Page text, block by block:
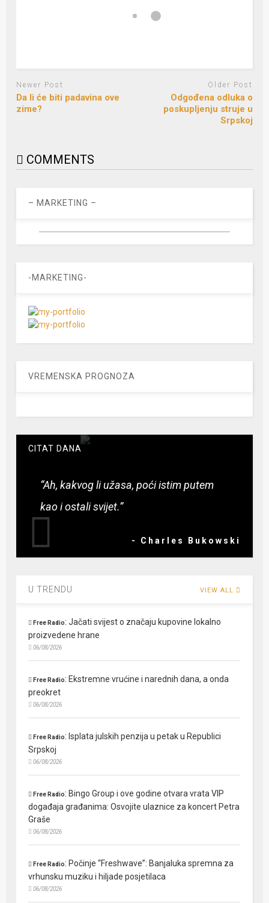
Newer Post
Da li će biti padavina ove
zime?
Older Post
Odgođena odluka o
poskupljenju struje u
Srpskoj
COMMENTS
– MARKETING –
-MARKETING-
VREMENSKA PROGNOZA
CITAT DANA
“Ah, kakvog li užasa, poći istim putem
kao i ostali svijet.”
- Charles Bukowski
U TRENDU VIEW ALL
Free Radio:Jačati svijest o značaju kupovine lokalno
proizvedene hrane
06/08/2026
Free Radio: Ekstremne vrućine i narednih dana, a onda
preokret
06/08/2026
Free Radio: Isplata julskih penzija u petak u Republici
Srpskoj
06/08/2026
Free Radio: Bingo Group i ove godine otvara vrata VIP
događaja građanima: Osvojite ulaznice za koncert Petra
Graše
06/08/2026
Free Radio: Počinje “Freshwave”: Banjaluka spremna za
vrhunsku muziku i hiljade posjetilaca
06/08/2026